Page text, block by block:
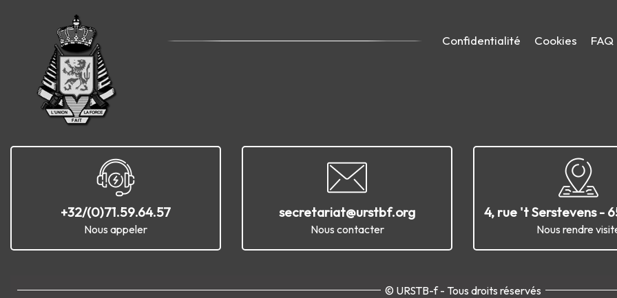
Confidentialité Cookies FAQ
+32/(0)71.59.64.57
Nous appeler
secretariat@urstbf.org
Nous contacter
4, rue 't Serstevens -
Nous rendre
© URSTB-f - Tous droits réservés